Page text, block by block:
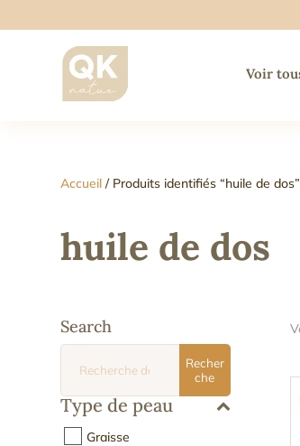
Voir
Accueil / Produits identifiés “huile de dos”
huile de dos
Search
pour :
Recher
che
Type de peau
Graisse